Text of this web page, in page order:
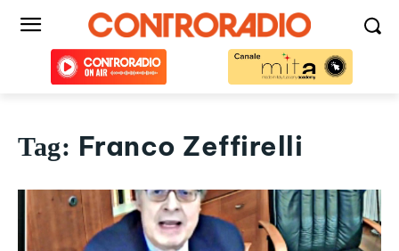
Tag: Franco Zeffirelli